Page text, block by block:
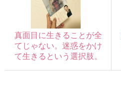
真面目に生きることが全
てじゃない。迷惑をかけ
て生きるという選択肢。